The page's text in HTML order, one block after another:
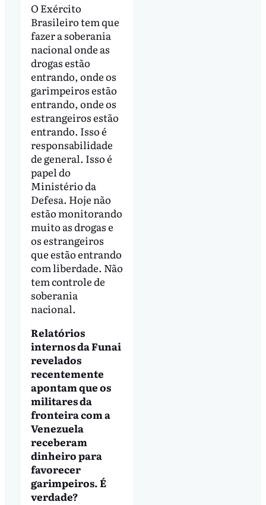
O Exército
Brasileiro tem que
fazer a soberania
nacional onde as
drogas estão
entrando, onde os
garimpeiros estão
entrando, onde os
estrangeiros estão
entrando. Isso é
responsabilidade
de general. Isso é
papel do
Ministério da
Defesa. Hoje não
estão monitorando
muito as drogas e
os estrangeiros
que estão entrando
com liberdade. Não
tem controle de
soberania
nacional.
Relatórios
internos da Funai
revelados
recentemente
apontam que os
militares da
fronteira com a
Venezuela
receberam
dinheiro para
favorecer
garimpeiros. É
verdade?